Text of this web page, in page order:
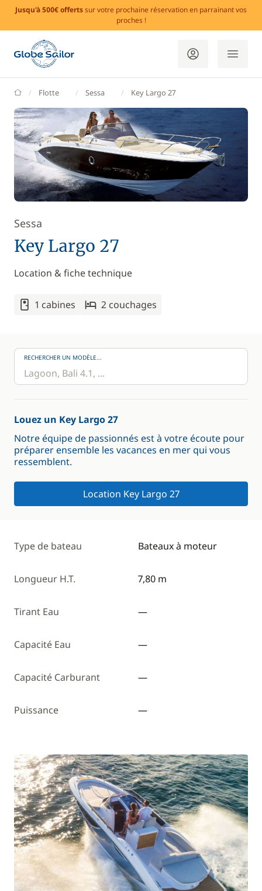
Jusqu'à 500€ offertssur votre prochaine réservation en parrainant vos
proches !
GlobeSailor
Flotte Sessa Key Largo 27
Sessa
Key Largo 27
Location & fiche technique
1 cabines 2 couchages
RECHERCHER UN MODÈLE...
Louez un Key Largo 27
Notre équipe de passionnés est à votre écoute pour
préparer ensemble les vacances en mer qui vous
ressemblent.
Location Key Largo 27
Type de bateau Bateaux à moteur
Longueur H.T. 7,80 m
Tirant Eau —
Capacité Eau —
Capacité Carburant —
Puissance —